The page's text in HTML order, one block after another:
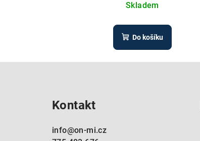
Skladem
Do košíku
Kontakt
info@on-mi.cz